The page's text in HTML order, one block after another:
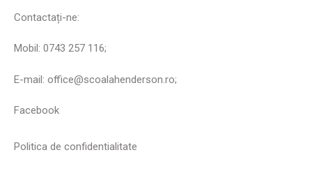
Contactați-ne:
Mobil: 0743 257 116;
E-mail: office@scoalahenderson.ro;
Facebook
Politica de confidentialitate